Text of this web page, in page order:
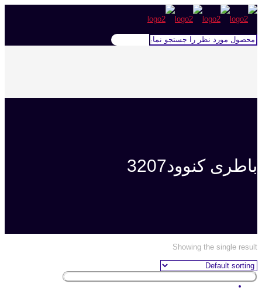
باطری کنوود3207
Showing the single result